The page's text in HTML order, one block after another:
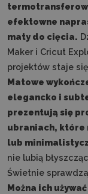
efektowne
maty do cięcia.
Maker i Cricut
projektów staje
Matowe
elegancko i
prezentują się
ubraniach, które
lub
nie lubią
Świetnie
Można ich